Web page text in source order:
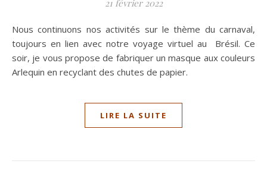
21 février 2022
Nous continuons nos activités sur le thème du carnaval,
toujours en lien avec notre voyage virtuel au Brésil. Ce
soir, je vous propose de fabriquer un masque aux couleurs
Arlequin en recyclant des chutes de papier.
LIRE LA SUITE